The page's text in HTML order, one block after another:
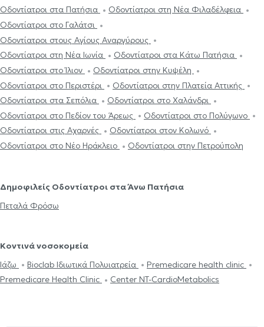
Οδοντίατροι στα Πατήσια
Οδοντίατροι στη Νέα Φιλαδέλφεια
Οδοντίατροι στο Γαλάτσι
Οδοντίατροι στους Αγίους Αναργύρους
Οδοντίατροι στη Νέα Ιωνία
Οδοντίατροι στα Κάτω Πατήσια
Οδοντίατροι στο Ίλιον
Οδοντίατροι στην Κυψέλη
Οδοντίατροι στο Περιστέρι
Οδοντίατροι στην Πλατεία Αττικής
Οδοντίατροι στα Σεπόλια
Οδοντίατροι στο Χαλάνδρι
Οδοντίατροι στο Πεδίον του Άρεως
Οδοντίατροι στο Πολύγωνο
Οδοντίατροι στις Αχαρνές
Οδοντίατροι στον Κολωνό
Οδοντίατροι στο Νέο Ηράκλειο
Οδοντίατροι στην Πετρούπολη
Δημοφιλείς Οδοντίατροι στα Άνω Πατήσια
Πεταλά Φρόσω
Κοντινά νοσοκομεία
Ιάζω
Bioclab Ιδιωτικά Πολυιατρεία
Premedicare health clinic
Premedicare Health Clinic
Center NT-CardioMetabolics